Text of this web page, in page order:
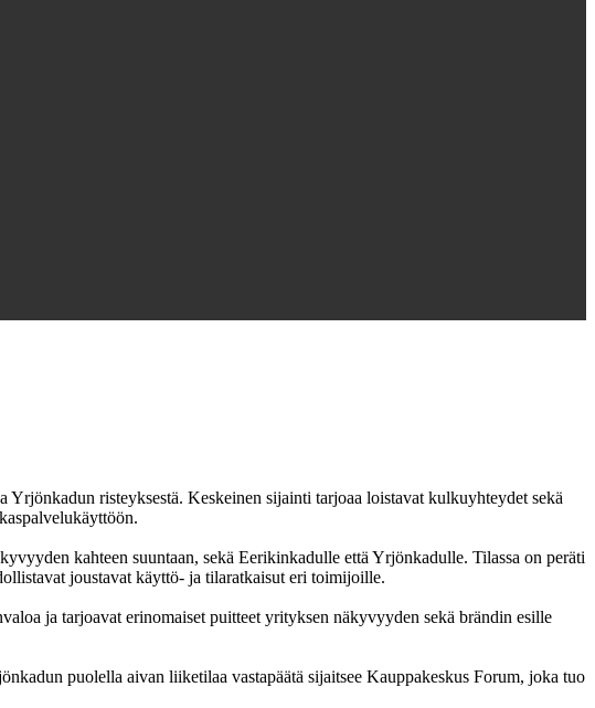
risteyksestä. Keskeinen sijainti tarjoaa loistavat kulkuyhteydet sekä
kahteen suuntaan, sekä Eerikinkadulle että Yrjönkadulle. Tilassa on peräti
joustavat käyttö- ja tilaratkaisut eri toimijoille.
ja tarjoavat erinomaiset puitteet yrityksen näkyvyyden sekä brändin esille
puolella aivan liiketilaa vastapäätä sijaitsee Kauppakeskus Forum, joka tuo